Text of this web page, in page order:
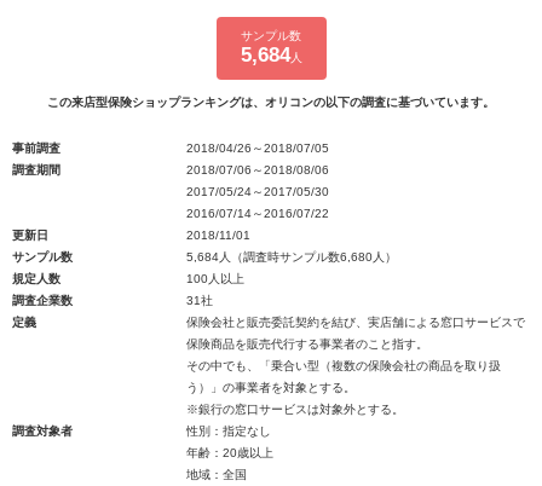
サンプル数
5,684人
この来店型保険ショップランキングは、オリコンの以下の調査に基づいています。
事前調査
2018/04/26～2018/07/05
調査期間
2018/07/06～2018/08/06
2017/05/24～2017/05/30
2016/07/14～2016/07/22
更新日
2018/11/01
サンプル数
5,684人（調査時サンプル数6,680人）
規定人数
100人以上
調査企業数
31社
定義
保険会社と販売委託契約を結び、実店舗による窓口サービスで
保険商品を販売代行する事業者のこと指す。
その中でも、「乗合い型（複数の保険会社の商品を取り扱
う）」の事業者を対象とする。
※銀行の窓口サービスは対象外とする。
調査対象者
性別：指定なし
年齢：20歳以上
地域：全国